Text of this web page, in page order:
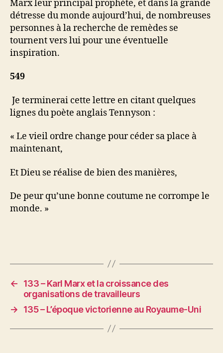
Marx leur principal prophète, et dans la grande
détresse du monde aujourd’hui, de nombreuses
personnes à la recherche de remèdes se
tournent vers lui pour une éventuelle
inspiration.
549
Je terminerai cette lettre en citant quelques
lignes du poète anglais Tennyson :
« Le vieil ordre change pour céder sa place à
maintenant,
Et Dieu se réalise de bien des manières,
De peur qu’une bonne coutume ne corrompe le
monde. »
←
133 – Karl Marx et la croissance des
organisations de travailleurs
→
135 – L’époque victorienne au Royaume-Uni